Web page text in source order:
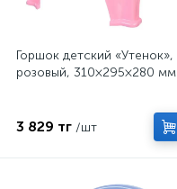
Горшок детский «Утенок»,
розовый, 310×295×280 мм
3 829 тг /шт